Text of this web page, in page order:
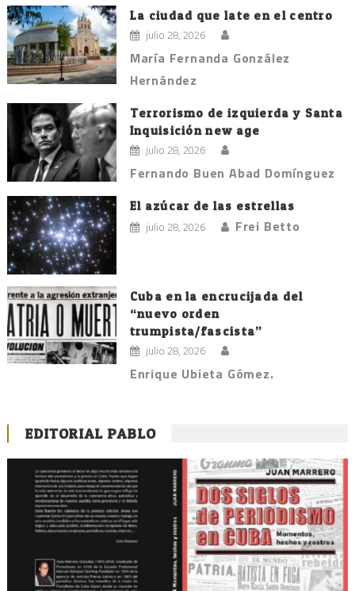
La ciudad que late en el centro
julio 28, 2026
María Fernanda González
Hernández
Terrorismo de izquierda y Santa
Inquisición new age
julio 28, 2026
Fernando Buen Abad Domínguez
El azúcar de las estrellas
julio 28, 2026 Frei Betto
Cuba en la encrucijada del
“nuevo orden
trumpista/fascista”
julio 28, 2026
Enrique Ubieta Gómez.
EDITORIAL PABLO